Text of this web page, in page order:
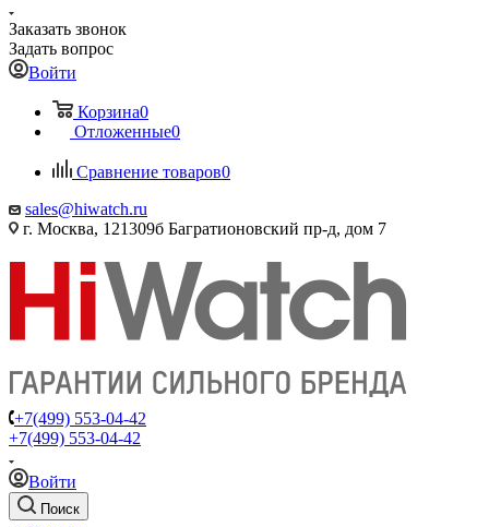
Заказать звонок
Задать вопрос
Войти
Корзина0
Отложенные0
Сравнение товаров0
sales@hiwatch.ru
г. Москва, 121309б Багратионовский пр-д, дом 7
+7(499) 553-04-42
+7(499) 553-04-42
Войти
Поиск